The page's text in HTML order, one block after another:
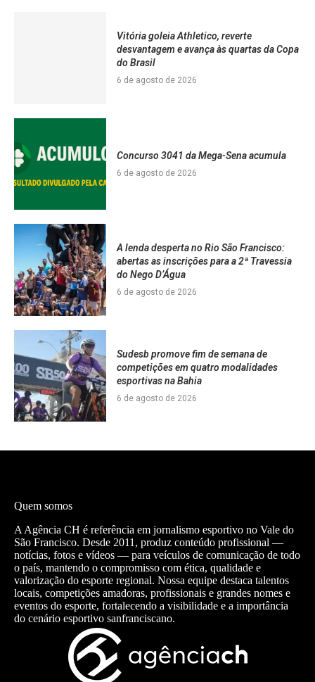
Vitória goleia Athletico, reverte
desvantagem e avança às quartas da Copa
do Brasil
6 de agosto de 2026
Concurso 3041 da Mega-Sena acumula
6 de agosto de 2026
A lenda desperta no Rio São Francisco:
abertas as inscrições para a 2ª Travessia
do Nego D’Água
6 de agosto de 2026
Sudesb promove fim de semana de
competições em quatro modalidades
esportivas na Bahia
6 de agosto de 2026
Quem somos
A Agência CH é referência em jornalismo esportivo no Vale do
São Francisco. Desde 2011, produz conteúdo profissional —
notícias, fotos e vídeos — para veículos de comunicação de todo
o país, mantendo o compromisso com ética, qualidade e
valorização do esporte regional. Nossa equipe destaca talentos
locais, competições amadoras, profissionais e grandes nomes e
eventos do esporte, fortalecendo a visibilidade e a importância
do cenário esportivo sanfranciscano.